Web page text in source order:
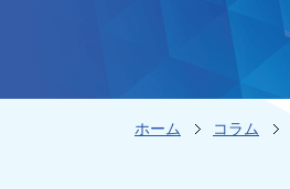
ホーム コラム